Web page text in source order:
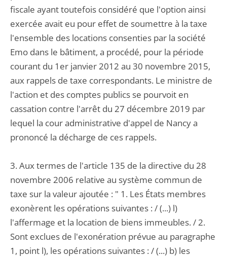
fiscale ayant toutefois considéré que l'option ainsi
exercée avait eu pour effet de soumettre à la taxe
l'ensemble des locations consenties par la société
Emo dans le bâtiment, a procédé, pour la période
courant du 1er janvier 2012 au 30 novembre 2015,
aux rappels de taxe correspondants. Le ministre de
l'action et des comptes publics se pourvoit en
cassation contre l'arrêt du 27 décembre 2019 par
lequel la cour administrative d'appel de Nancy a
prononcé la décharge de ces rappels.
3. Aux termes de l'article 135 de la directive du 28
novembre 2006 relative au système commun de
taxe sur la valeur ajoutée : " 1. Les États membres
exonèrent les opérations suivantes : / (...) l)
l'affermage et la location de biens immeubles. / 2.
Sont exclues de l'exonération prévue au paragraphe
1, point l), les opérations suivantes : / (...) b) les